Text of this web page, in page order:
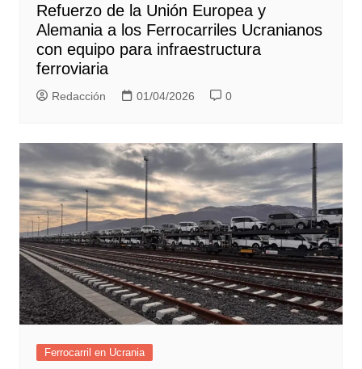
Refuerzo de la Unión Europea y
Alemania a los Ferrocarriles Ucranianos
con equipo para infraestructura
ferroviaria
Redacción 01/04/2026 0
Ferrocarril en Ucrania